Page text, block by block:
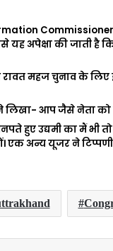
यह अपेक्षा की
महज चुनाव के
लिखा- आप जैसे नेता को
उद्यमी का मैं भी
एक अन्य यूजर ने